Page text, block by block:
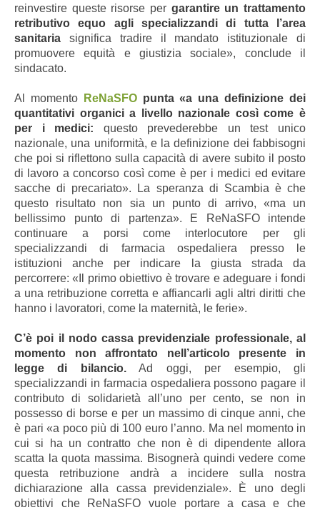
reinvestire queste risorse per garantire un trattamento
retributivo equo agli specializzandi di tutta l’area
sanitaria significa tradire il mandato istituzionale di
promuovere equità e giustizia sociale», conclude il
sindacato.
Al momento ReNaSFOpunta «a una definizione dei
quantitativi organici a livello nazionale così come è
per i medici: questo prevederebbe un test unico
nazionale, una uniformità, e la definizione dei fabbisogni
che poi si riflettono sulla capacità di avere subito il posto
di lavoro a concorso così come è per i medici ed evitare
sacche di precariato». La speranza di Scambia è che
questo risultato non sia un punto di arrivo, «ma un
bellissimo punto di partenza». E ReNaSFO intende
continuare a porsi come interlocutore per gli
specializzandi di farmacia ospedaliera presso le
istituzioni anche per indicare la giusta strada da
percorrere: «Il primo obiettivo è trovare e adeguare i fondi
a una retribuzione corretta e affiancarli agli altri diritti che
hanno i lavoratori, come la maternità, le ferie».
C’è poi il nodo cassa previdenziale professionale, al
momento non affrontato nell’articolo presente in
legge di bilancio.Ad oggi, per esempio, gli
specializzandi in farmacia ospedaliera possono pagare il
contributo di solidarietà all’uno per cento, se non in
possesso di borse e per un massimo di cinque anni, che
è pari «a poco più di 100 euro l’anno. Ma nel momento in
cui si ha un contratto che non è di dipendente allora
scatta la quota massima. Bisognerà quindi vedere come
questa retribuzione andrà a incidere sulla nostra
dichiarazione alla cassa previdenziale». È uno degli
obiettivi che ReNaSFO vuole portare a casa e che